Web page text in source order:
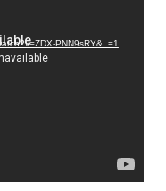
PNN9sRY&_=1